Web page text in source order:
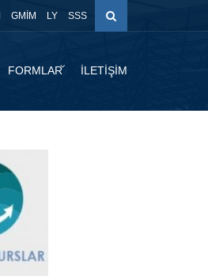
GMİM LY SSS
FORMLAR İLETİŞİM